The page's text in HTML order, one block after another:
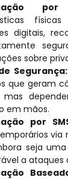
por
digitais,
sobre
Segurança:
que geram
mas
em mãos.
por
seja
a ataques